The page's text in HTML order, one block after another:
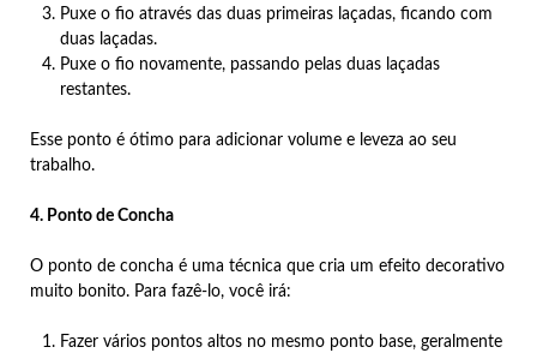
Puxe o fio através das duas primeiras laçadas, ficando com
duas laçadas.
Puxe o fio novamente, passando pelas duas laçadas
restantes.
Esse ponto é ótimo para adicionar volume e leveza ao seu
trabalho.
4. Ponto de Concha
O ponto de concha é uma técnica que cria um efeito decorativo
muito bonito. Para fazê-lo, você irá:
Fazer vários pontos altos no mesmo ponto base, geralmente